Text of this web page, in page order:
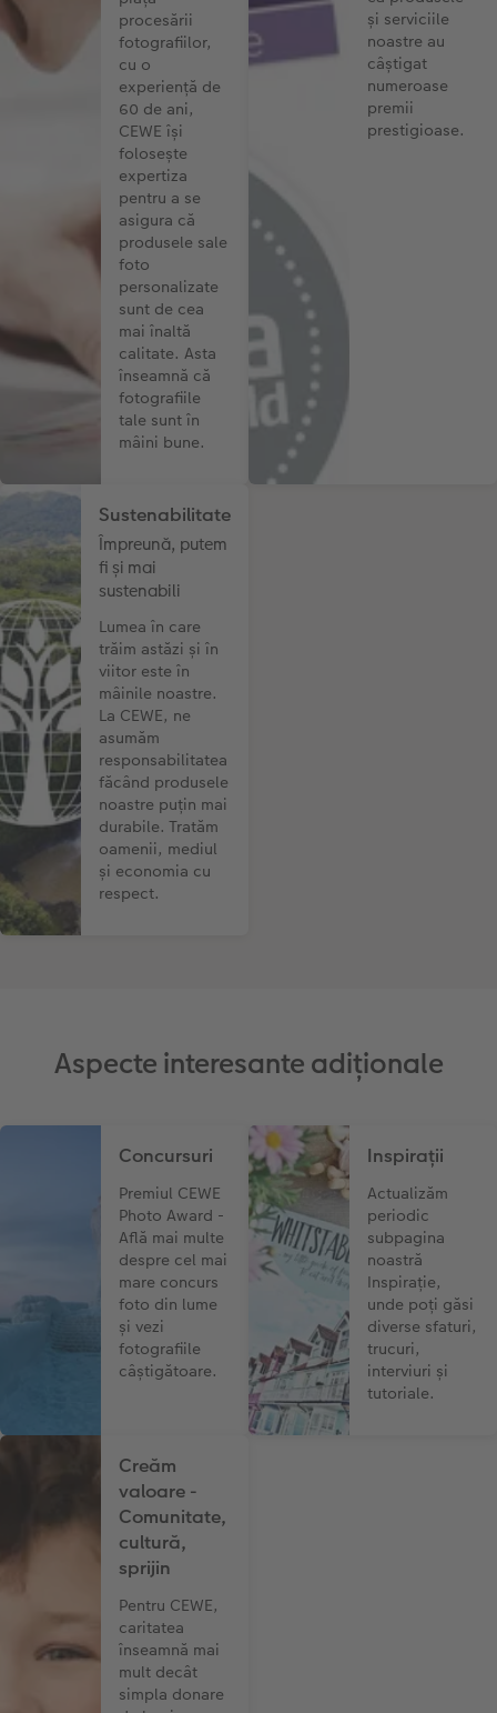
procesării
fotografiilor,
cu o
experiență de
60 de ani,
CEWE își
folosește
expertiza
pentru a se
asigura că
produsele sale
foto
personalizate
sunt de cea
mai înaltă
calitate. Asta
înseamnă că
fotografiile
tale sunt în
mâini bune.
și serviciile
noastre au
câștigat
numeroase
premii
prestigioase.
Sustenabilitate
Împreună, putem
fi și mai
sustenabili
Lumea în care
trăim astăzi și în
viitor este în
mâinile noastre.
La CEWE, ne
asumăm
responsabilitatea
făcând produsele
noastre puțin mai
durabile. Tratăm
oamenii, mediul
și economia cu
respect.
Aspecte interesante adiționale
Concursuri
Premiul CEWE
Photo Award -
Află mai multe
despre cel mai
mare concurs
foto din lume
și vezi
fotografiile
câștigătoare.
Inspirații
Actualizăm
periodic
subpagina
noastră
Inspirație,
unde poți găsi
diverse sfaturi,
trucuri,
interviuri și
tutoriale.
Creăm
valoare -
Comunitate,
cultură,
sprijin
Pentru CEWE,
caritatea
înseamnă mai
mult decât
simpla donare